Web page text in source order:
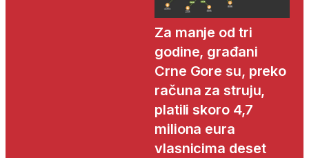
Za manje od tri
godine, građani
Crne Gore su, preko
računa za struju,
platili skoro 4,7
miliona eura
vlasnicima deset